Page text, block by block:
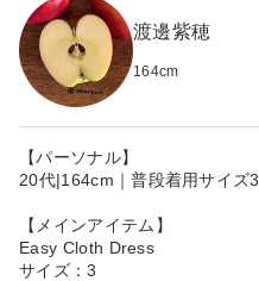
渡邊紫穂
164cm
【パーソナル】
20代|164cm｜普段着用サイズ3
【メインアイテム】
Easy Cloth Dress
サイズ：3